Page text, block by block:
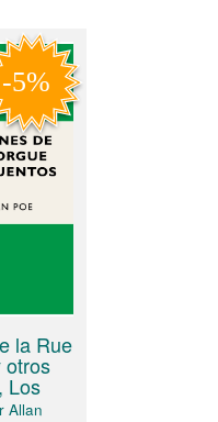
la Rue
otros
Los
Allan